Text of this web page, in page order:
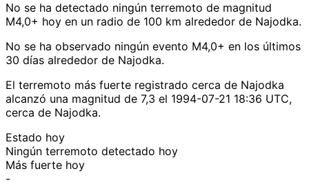
No se ha detectado ningún terremoto de magnitud
M4,0+ hoy en un radio de 100 km alrededor de Najodka.
No se ha observado ningún evento M4,0+ en los últimos
30 días alrededor de Najodka.
El terremoto más fuerte registrado cerca de Najodka
alcanzó una magnitud de 7,3 el 1994-07-21 18:36 UTC,
cerca de Najodka.
Estado hoy
Ningún terremoto detectado hoy
Más fuerte hoy
-